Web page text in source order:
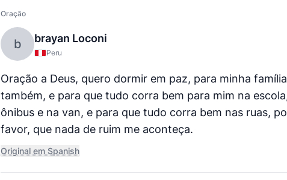
Oração
b brayan Loconi
Peru
Oração a Deus, quero dormir em paz, para minha família
também, e para que tudo corra bem para mim na
ônibus e na van, e para que tudo corra bem nas ruas,
favor, que nada de ruim me aconteça.
Original em Spanish